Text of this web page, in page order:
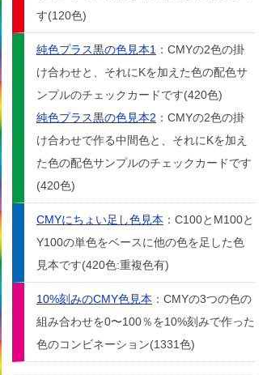
す(120色)
純色プラス黒の色見本1 ：CMYの2色の掛
け合わせと、それにKを加えた色の配色サ
ンプルのチェックカードです(420色)
純色プラス黒の色見本2 ：CMYの2色の掛
け合わせで作る中間色と、それにKを加え
た色の配色サンプルのチェックカードです
(420色)
CMYにちょい足し色見本 ：C100とM100と
Y100の単色をベースに他の色を足した色
見本です(420色:重複色有)
10%刻みのCMY色見本 ：CMYの3つの色の
組み合わせを0〜100％を10%刻みで作った
色のコンビネーション(1331色)